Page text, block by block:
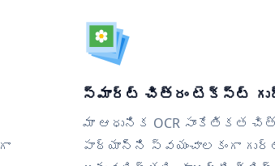
స్మార్ట్ చిత్రం టెక్స్ట్
మా ఆధునిక OCR సాంకేతికత
పాఠ్యాన్ని స్వయంచాలకంగా